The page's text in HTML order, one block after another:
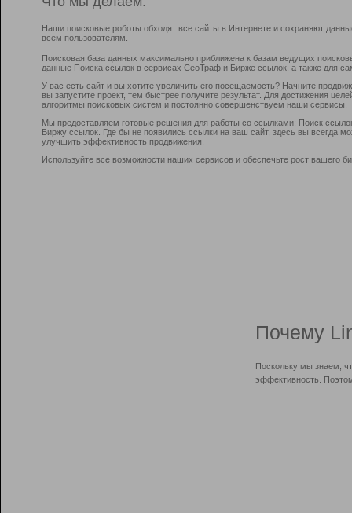
Наши поисковые роботы обходят все сайты в Интернете и сохраняют
всем пользователям.
Поисковая база данных максимально приближена к базам ведущих
данные Поиска ссылок в сервисах СеоТраф и Бирже ссылок, а также для
У вас есть сайт и вы хотите увеличить его посещаемость? Начните
вы запустите проект, тем быстрее получите результат. Для достижения
алгоритмы поисковых систем и постоянно совершенствуем наши сервисы.
Мы предоставляем готовые решения для работы со ссылками: Поиск
Биржу ссылок. Где бы не появились ссылки на ваш сайт, здесь вы всегда
улучшить эффективность продвижения.
Используйте все возможности наших сервисов и обеспечьте рост вашего
Почему
Поскольку мы знаем,
эффективность.